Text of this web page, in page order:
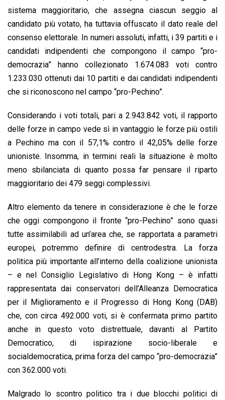
sistema maggioritario, che assegna ciascun seggio al
candidato più votato, ha tuttavia offuscato il dato reale del
consenso elettorale. In numeri assoluti, infatti, i 39 partiti e i
candidati indipendenti che compongono il campo “pro-
democrazia” hanno collezionato 1.674.083 voti contro
1.233.030 ottenuti dai 10 partiti e dai candidati indipendenti
che si riconoscono nel campo “pro-Pechino”.
Considerando i voti totali, pari a 2.943.842 voti, il rapporto
delle forze in campo vede sì in vantaggio le forze più ostili
a Pechino ma con il 57,1% contro il 42,05% delle forze
unioniste. Insomma, in termini reali la situazione è molto
meno sbilanciata di quanto possa far pensare il riparto
maggioritario dei 479 seggi complessivi.
Altro elemento da tenere in considerazione è che le forze
che oggi compongono il fronte “pro-Pechino” sono quasi
tutte assimilabili ad un’area che, se rapportata a parametri
europei, potremmo definire di centrodestra. La forza
politica più importante all’interno della coalizione unionista
– e nel Consiglio Legislativo di Hong Kong – è infatti
rappresentata dai conservatori dell’Alleanza Democratica
per il Miglioramento e il Progresso di Hong Kong (DAB)
che, con circa 492.000 voti, si è confermata primo partito
anche in questo voto distrettuale, davanti al Partito
Democratico, di ispirazione socio-liberale e
socialdemocratica, prima forza del campo “pro-democrazia”
con 362.000 voti.
Malgrado lo scontro politico tra i due blocchi politici di